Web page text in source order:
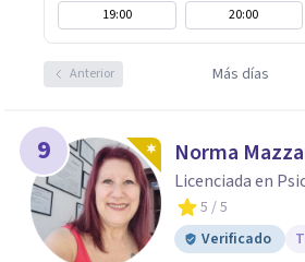
19:00
20:00
Anterior Más días
9 Norma
Licenciada en
5 / 5
Verificado